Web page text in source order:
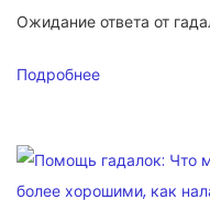
Ожидание ответа от
Подробнее